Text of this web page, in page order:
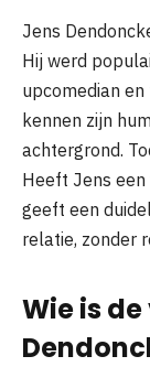
Jens
Hij werd
upcomedian
kennen zijn
achtergrond.
Heeft Jens een
geeft een
relatie, zonder
Wie is